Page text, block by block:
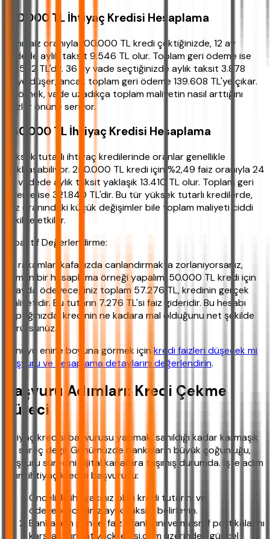
100.000 TL İhtiyaç Kredisi Hesaplama
Aynı faiz oranıyla 100.000 TL kredi çektiğinizde, 12 ay
vadede aylık taksit 9.546 TL olur. Toplam geri ödeme ise
114.552 TL'dir. 36 ay vade seçtiğinizde aylık taksit 3.878
TL'ye düşer, ancak toplam geri ödeme 139.608 TL'ye çıkar.
Bu örnek, vade uzadıkça toplam maliyetin nasıl arttığını
gözler önüne seriyor.
250.000 TL İhtiyaç Kredisi Hesaplama
Yüksek tutarlı ihtiyaç kredilerinde oranlar genellikle
farklılaşabiliyor. 250.000 TL kredi için %2,49 faiz oranıyla 24
ay vadede aylık taksit yaklaşık 13.410 TL olur. Toplam geri
ödeme ise 321.840 TL'dir. Bu tür yüksek tutarlı kredilerde,
faiz oranındaki küçük değişimler bile toplam maliyeti ciddi
şekilde etkiler.
Proaktif Değerlendirme:
Bu rakamları kafanızda canlandırmakta zorlanıyorsanız,
hemen bir hesaplama örneği yapalım: 50.000 TL kredi için
12 ayda ödeyeceğiniz toplam 57.276 TL, kredinin gerçek
maliyetidir. Bu tutarın 7.276 TL'si faiz gideridir. Bu hesabı
yaptığınızda, kredinin ne kadara mal olduğunu net şekilde
görürsünüz.
Konuyu enine boyuna görmek için kredi faizleri düşecek mi
başvuru ve hesaplama detaylarını değerlendirin.
Başvuru Adımları: Kredi Çekme
Süreci
İhtiyaç kredisi başvurusu yapmak, sanıldığı kadar karmaşık
bir süreç değil. Günümüzde bankaların büyük çoğunluğu,
başvuru sürecini dijital kanallara taşımış durumda. İşte adım
adım ihtiyaç kredisi başvurusu:
Öncelikle ihtiyacınız olan kredi tutarını ve
ödeyebileceğiniz aylık taksidi belirleyin.
Bankaların güncel faiz oranlarını ve masraf politikalarını
karşılaştırın. ihtiyackredisi.com üzerinden güncel